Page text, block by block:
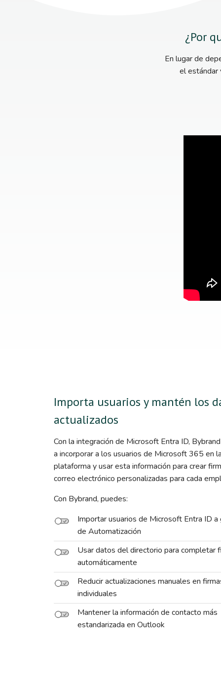
¿Por
En lugar de
el estándar
Importa usuarios y mantén los
actualizados
Con la integración de Microsoft Entra ID,
a incorporar a los usuarios de Microsoft 365 en
plataforma y usar esta información para crear
correo electrónico personalizadas para cada
Con Bybrand, puedes:
Importar usuarios de Microsoft Entra ID a
de Automatización
Usar datos del directorio para completar
automáticamente
Reducir actualizaciones manuales en
individuales
Mantener la información de contacto más
estandarizada en Outlook